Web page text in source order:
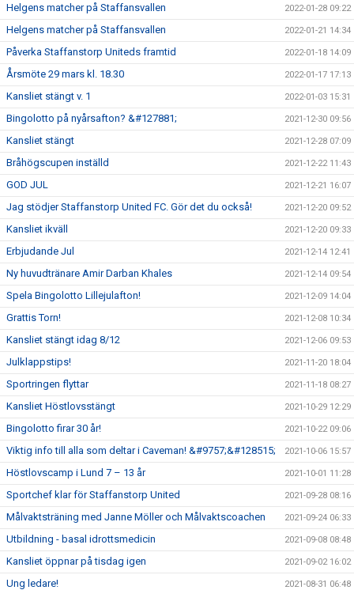
Helgens matcher på Staffansvallen 2022-01-28 09:22
Helgens matcher på Staffansvallen 2022-01-21 14:34
Påverka Staffanstorp Uniteds framtid 2022-01-18 14:09
Årsmöte 29 mars kl. 18.30 2022-01-17 17:13
Kansliet stängt v. 1 2022-01-03 15:31
Bingolotto på nyårsafton? &#127881; 2021-12-30 09:56
Kansliet stängt 2021-12-28 07:09
Bråhögscupen inställd 2021-12-22 11:43
GOD JUL 2021-12-21 16:07
Jag stödjer Staffanstorp United FC. Gör det du också! 2021-12-20 09:52
Kansliet ikväll 2021-12-20 09:33
Erbjudande Jul 2021-12-14 12:41
Ny huvudtränare Amir Darban Khales 2021-12-14 09:54
Spela Bingolotto Lillejulafton! 2021-12-09 14:04
Grattis Torn! 2021-12-08 10:34
Kansliet stängt idag 8/12 2021-12-06 09:53
Julklappstips! 2021-11-20 18:04
Sportringen flyttar 2021-11-18 08:27
Kansliet Höstlovsstängt 2021-10-29 12:29
Bingolotto firar 30 år! 2021-10-22 09:06
Viktig info till alla som deltar i Caveman! &#9757;&#128515; 2021-10-06 15:57
Höstlovscamp i Lund 7 – 13 år 2021-10-01 11:28
Sportchef klar för Staffanstorp United 2021-09-28 08:16
Målvaktsträning med Janne Möller och Målvaktscoachen 2021-09-24 06:33
Utbildning - basal idrottsmedicin 2021-09-08 08:48
Kansliet öppnar på tisdag igen 2021-09-02 16:02
Ung ledare! 2021-08-31 06:48